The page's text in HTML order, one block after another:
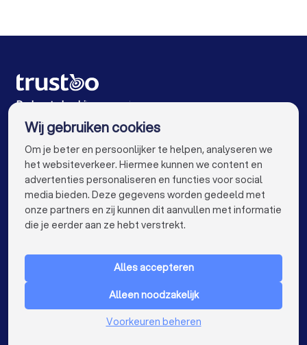
Mediators in Almere
Mediators in Nijmegen
Mediators in Enschede
Mediators in Haarlem
Mediators in Amersfoort
Mediators in Apeldoorn
Mediators in Den Bosch
Mediators in Maastricht
Mediators in Leiden
Mediators in Dordrecht
De beste bedrijven voor jou
VOOR PARTICULIEREN keyboard_arrow_down
Nederland
Wij gebruiken cookies
Om je beter en persoonlijker te helpen, analyseren we
het websiteverkeer. Hiermee kunnen we content en
advertenties personaliseren en functies voor social
media bieden. Deze gegevens worden gedeeld met
onze partners en zij kunnen dit aanvullen met informatie
die je eerder aan ze hebt verstrekt.
Alles accepteren
Alleen noodzakelijk
Voorkeuren beheren